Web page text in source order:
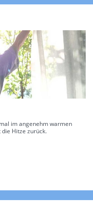
im angenehm warmen
Hitze zurück.